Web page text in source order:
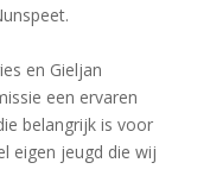
en Gieljan
een ervaren
belangrijk is voor
eigen jeugd die wij